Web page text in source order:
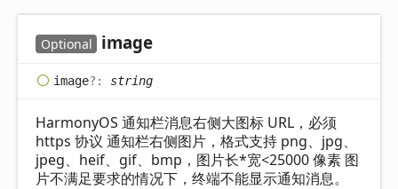
Optional image
image?: string
HarmonyOS 通知栏消息右侧大图标 URL，必须
https 协议 通知栏右侧图片，格式支持 png、jpg、
jpeg、heif、gif、bmp，图片长*宽<25000 像素 图
片不满足要求的情况下，终端不能显示通知消息。